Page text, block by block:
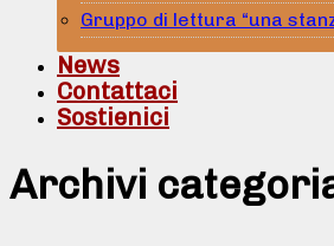
Gruppo di lettura “una
News
Contattaci
Sostienici
Archivi